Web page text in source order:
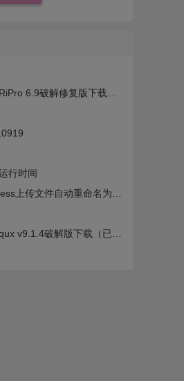
6.9破解修复版下载（已测试）
行时间
上传文件自动重命名为日期
v9.1.4破解版下载（已测试）